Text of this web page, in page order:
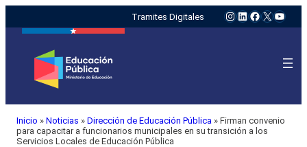
Tramites Digitales Instagram
LinkedIn
Facebook
X
Inicio » Noticias » Dirección de Educación Pública » Firman convenio
para capacitar a funcionarios municipales en su transición a los
Servicios Locales de Educación Pública